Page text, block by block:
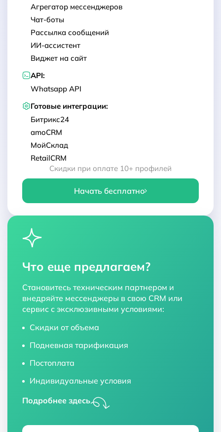
Агрегатор мессенджеров
Чат-боты
Рассылка сообщений
ИИ-ассистент
Виджет на сайт
API:
Whatsapp API
Готовые интеграции:
Битрикс24
amoCRM
МойСклад
RetailCRM
Скидки при оплате 10+ профилей
Начать бесплатно
Что еще предлагаем?
Становитесь техническим партнером и
внедряйте мессенджеры в свою CRM или
сервис с эксклюзивными условиями:
Скидки от объема
Подневная тарификация
Постоплата
Индивидуальные условия
Подробнее здесь